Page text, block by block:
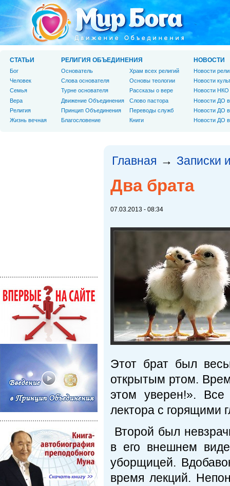
Главная → Записки
Два брата
07.03.2013 - 08:34
Этот брат был
открытым ртом.
этом уверен!».
лектора с горящими
Второй был
в его внешнем
уборщицей.
время лекций.
СТАТЬИ
Бог
Человек
Cемья
Вера
Религия
Жизнь вечная
РЕЛИГИЯ ОБЪЕДИНЕНИЯ
Основатель
Слова основателя
Турне основателя
Движение Объединения
Принцип Объединения
Благословение
Храм всех религий
Основы теологии
Рассказы о вере
Слово пастора
Переводы служб
Книги
НОВОСТИ
Новости
Новости
Новости НКО
Новости ДО
Новости ДО
Новости ДО